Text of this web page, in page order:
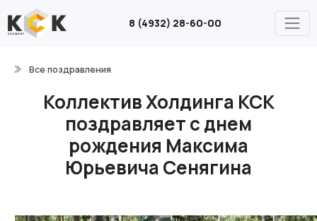
8 (4932) 28-60-00
Все поздравления
Коллектив Холдинга КСК
поздравляет с днем
рождения Максима
Юрьевича Сенягина